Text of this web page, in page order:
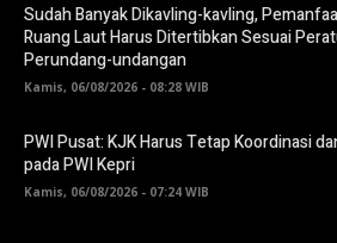
Sudah Banyak Dikavling-kavling,
Ruang Laut Harus Ditertibkan Sesuai
Perundang-undangan
Kamis, 06/08/2026 - 08:28 WIB
PWI Pusat: KJK Harus Tetap Koordinasi
pada PWI Kepri
Kamis, 06/08/2026 - 07:24 WIB